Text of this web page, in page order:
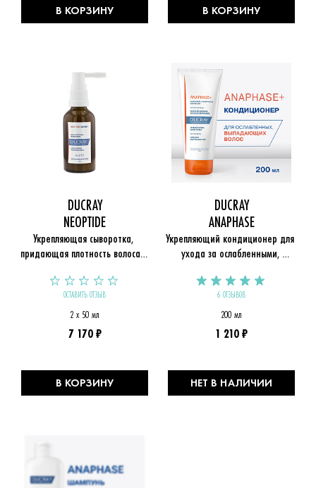
В КОРЗИНУ В КОРЗИНУ
DUCRAY
NEOPTIDE
Укрепляющая сыворотка,
придающая плотность волосам
ОСТАВИТЬ ОТЗЫВ
2 x 50 мл
7 170 ₽
В КОРЗИНУ
DUCRAY
ANAPHASE
Укрепляющий кондиционер для
ухода за ослабленными,
Anaphase
6 ОТЗЫВОВ
200 мл
1 210 ₽
НЕТ В НАЛИЧИИ